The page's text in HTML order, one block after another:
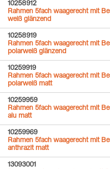
10258912
Rahmen 5fach waagerecht mit
weiß glänzend
10258919
Rahmen 5fach waagerecht mit
polarweiß glänzend
10259919
Rahmen 5fach waagerecht mit
polarweiß matt
10259959
Rahmen 5fach waagerecht mit
alu matt
10259969
Rahmen 5fach waagerecht mit
anthrazit matt
13093001